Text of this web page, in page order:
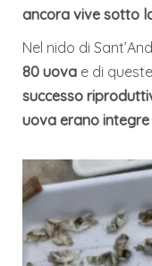
ancora vive sotto
Nel nido di
80 uova e di queste
successo
uova erano integre